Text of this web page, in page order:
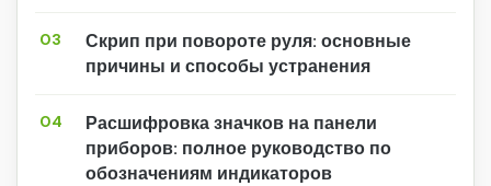
03
Скрип при повороте руля: основные
причины и способы устранения
04
Расшифровка значков на панели
приборов: полное руководство по
обозначениям индикаторов